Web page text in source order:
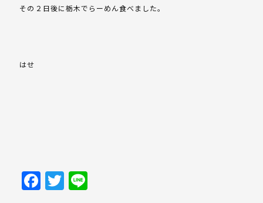
その２日後に栃木でらーめん食べました。
はせ
Facebook
Twitter